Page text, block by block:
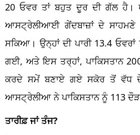
20 ਓਵਰ ਤਾਂ ਬਹੁਤ ਦੂਰ ਦੀ ਗੱਲ ਹੈ।
ਆਸਟ੍ਰੇਲੀਆਈ ਗੇਂਦਬਾਜ਼ਾਂ ਦੇ ਸਾਹਮਣੇ
ਸਕਿਆ। ਉਨ੍ਹਾਂ ਦੀ ਪਾਰੀ 13.4 ਓਵਰਾਂ
ਗਈ, ਅਤੇ ਇਸ ਤਰ੍ਹਾਂ, ਪਾਕਿਸਤਾਨ
ਕਰਦੇ ਸਮੇਂ ਬਣਾਏ ਗਏ ਸਕੋਰ ਤੋਂ ਵੱਧ
ਆਸਟ੍ਰੇਲੀਆ ਨੇ ਪਾਕਿਸਤਾਨ ਨੂੰ 113
ਤਾਰੀਫ਼ ਜਾਂ ਤੰਜ?